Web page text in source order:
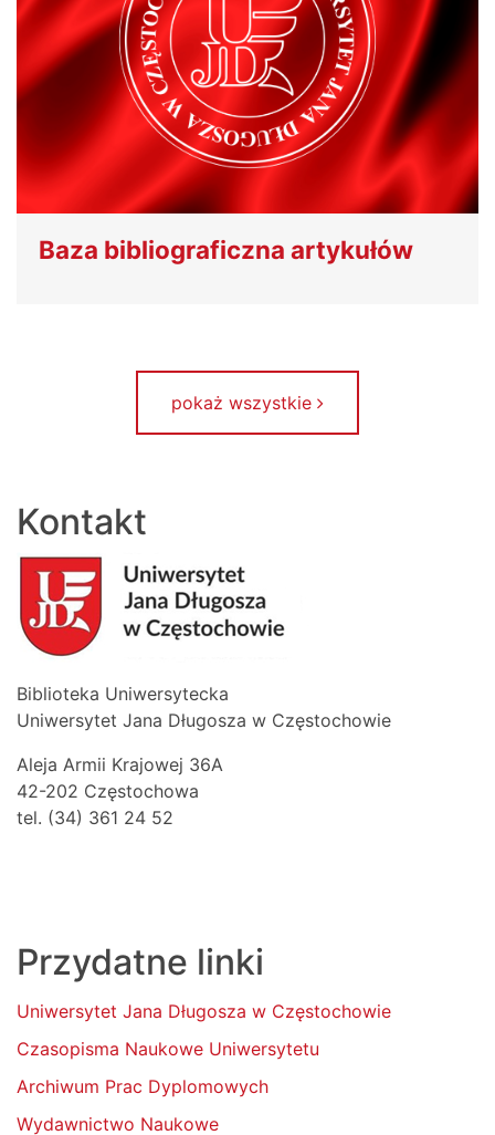
Baza bibliograficzna artykułów
pokaż wszystkie
Kontakt
Biblioteka Uniwersytecka
Uniwersytet Jana Długosza w Częstochowie
Aleja Armii Krajowej 36A
42-202 Częstochowa
tel. (34) 361 24 52
Przydatne linki
Uniwersytet Jana Długosza w Częstochowie
Czasopisma Naukowe Uniwersytetu
Archiwum Prac Dyplomowych
Wydawnictwo Naukowe